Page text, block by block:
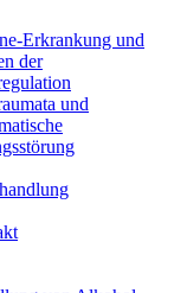
Erkrankung und
der
und